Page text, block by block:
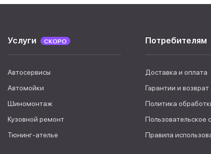
Услуги СКОРО
Автосервисы
Автомойки
Шиномонтаж
Кузовной ремонт
Тюнинг-ателье
Потребителям
Доставка и оплата
Гарантии и возврат
Политика
Пользовательское
Правила